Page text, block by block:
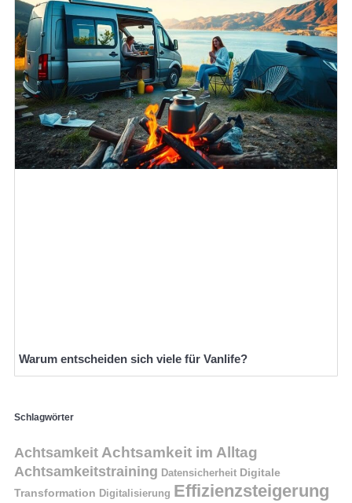
Warum entscheiden sich viele für Vanlife?
Schlagwörter
Achtsamkeit Achtsamkeit im Alltag
Achtsamkeitstraining Datensicherheit Digitale
Transformation Digitalisierung Effizienzsteigerung